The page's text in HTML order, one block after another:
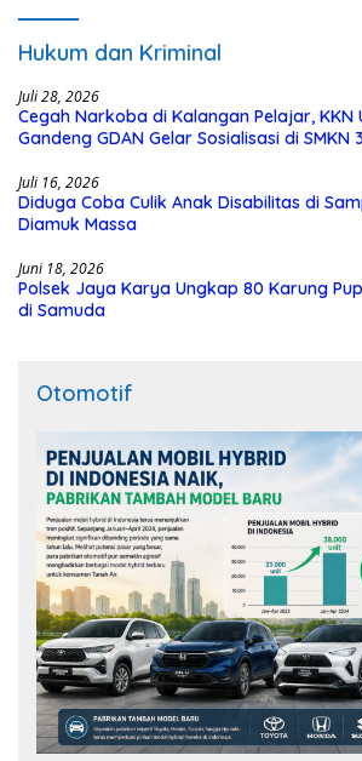
Hukum dan Kriminal
Juli 28, 2026
Cegah Narkoba di Kalangan Pelajar, KKN
Gandeng GDAN Gelar Sosialisasi di SMKN
Juli 16, 2026
Diduga Coba Culik Anak Disabilitas di
Diamuk Massa
Juni 18, 2026
Polsek Jaya Karya Ungkap 80 Karung
di Samuda
Otomotif